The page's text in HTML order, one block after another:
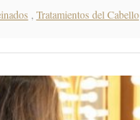
Tratamientos del Cabello,